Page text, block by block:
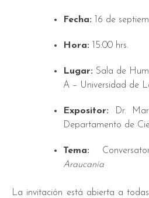
Fecha: 16 de
Hora: 15:00 hrs.
Lugar: Sala de
A – Universidad de
Expositor: Dr.
Departamento de
Tema:
Araucanía
La invitación está abierta a